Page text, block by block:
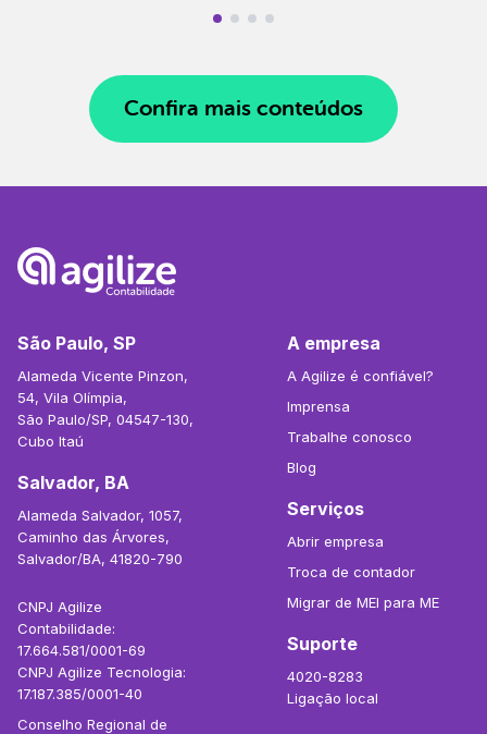
Confira mais conteúdos
São Paulo, SP
Alameda Vicente Pinzon,
54, Vila Olímpia,
São Paulo/SP, 04547-130,
Cubo Itaú
Salvador, BA
Alameda Salvador, 1057,
Caminho das Árvores,
Salvador/BA, 41820-790
CNPJ Agilize
Contabilidade:
17.664.581/0001-69
CNPJ Agilize Tecnologia:
17.187.385/0001-40
Conselho Regional de
A empresa
A Agilize é confiável?
Imprensa
Trabalhe conosco
Blog
Serviços
Abrir empresa
Troca de contador
Migrar de MEI para ME
Suporte
4020-8283
Ligação local